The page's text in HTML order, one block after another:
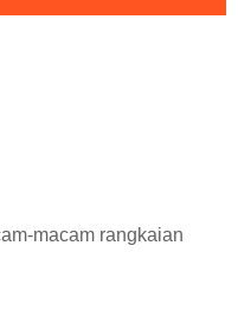
macam rangkaian